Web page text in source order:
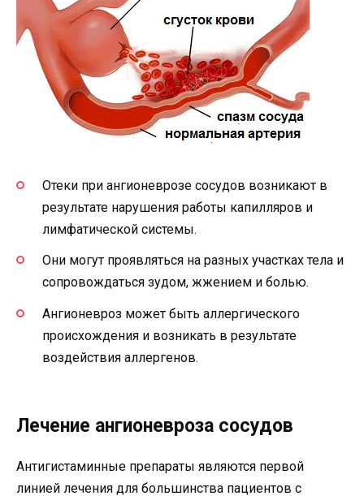
Отеки при ангионеврозе сосудов возникают в
результате нарушения работы капилляров и
лимфатической системы.
Они могут проявляться на разных участках тела и
сопровождаться зудом, жжением и болью.
Ангионевроз может быть аллергического
происхождения и возникать в результате
воздействия аллергенов.
Лечение ангионевроза сосудов
Антигистаминные препараты являются первой
линией лечения для большинства пациентов с